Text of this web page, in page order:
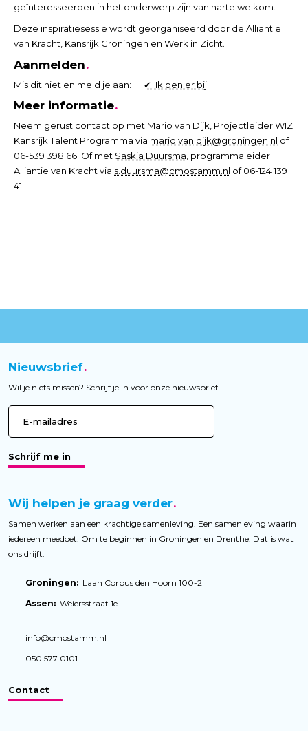
geïnteresseerden in het onderwerp zijn van harte welkom.
Deze inspiratiesessie wordt georganiseerd door de Alliantie
van Kracht, Kansrijk Groningen en Werk in Zicht.
Aanmelden
Mis dit niet en meld je aan: ✔ Ik ben er bij
Meer informatie
Neem gerust contact op met Mario van Dijk, Projectleider WIZ
Kansrijk Talent Programma via mario.van.dijk@groningen.nl of
06-539 398 66. Of met Saskia Duursma, programmaleider
Alliantie van Kracht via s.duursma@cmostamm.nl of 06-124 139
41.
Wij helpen je graag verder
Samen werken aan een krachtige samenleving. Een samenleving waarin
iedereen meedoet. Om te beginnen in Groningen en Drenthe. Dat is wat
ons drijft.
Groningen: Laan Corpus den Hoorn 100-2
Assen: Weiersstraat 1e
info@cmostamm.nl
050 577 0101
Contact
Nieuwsbrief
Wil je niets missen? Schrijf je in voor onze nieuwsbrief.
Schrijf me in